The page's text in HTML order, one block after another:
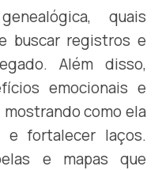
quais
buscar registros e
Além disso,
emocionais e
como ela
e fortalecer laços.
e mapas que